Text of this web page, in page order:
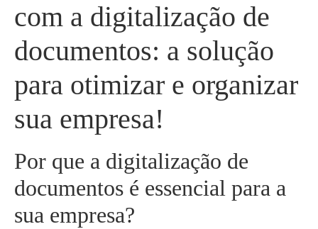
com a digitalização de
documentos: a solução
para otimizar e organizar
sua empresa!
Por que a digitalização de
documentos é essencial para a
sua empresa?